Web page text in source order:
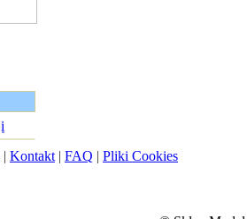
| Kontakt | FAQ | Pliki Cookies